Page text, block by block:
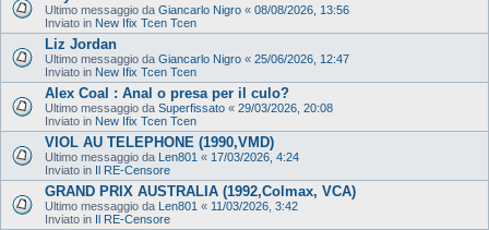
Ultimo messaggio da Giancarlo Nigro « 08/08/2026, 13:56
Inviato in New Ifix Tcen Tcen
Liz Jordan
Ultimo messaggio da Giancarlo Nigro « 25/06/2026, 12:47
Inviato in New Ifix Tcen Tcen
Alex Coal : Anal o presa per il culo?
Ultimo messaggio da Superfissato « 29/03/2026, 20:08
Inviato in New Ifix Tcen Tcen
VIOL AU TELEPHONE (1990,VMD)
Ultimo messaggio da Len801 « 17/03/2026, 4:24
Inviato in Il RE-Censore
GRAND PRIX AUSTRALIA (1992,Colmax, VCA)
Ultimo messaggio da Len801 « 11/03/2026, 3:42
Inviato in Il RE-Censore